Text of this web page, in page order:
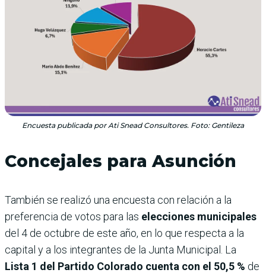
Encuesta publicada por Ati Snead Consultores. Foto: Gentileza
Concejales para Asunción
También se realizó una encuesta con relación a la
preferencia de votos para las elecciones municipales
del 4 de octubre de este año, en lo que respecta a la
capital y a los integrantes de la Junta Municipal. La
Lista 1 del Partido Colorado cuenta con el 50,5 % de